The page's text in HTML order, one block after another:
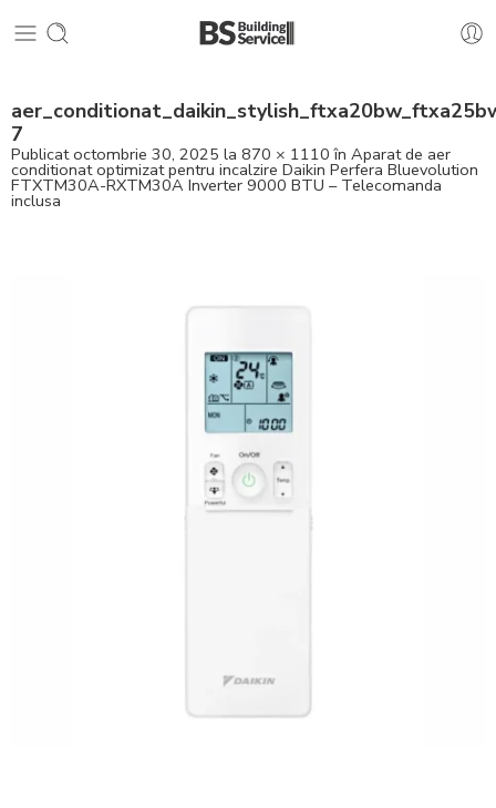
7
Publicatoctombrie 30, 2025 la 870 × 1110 în Aparat de aer
conditionat optimizat pentru incalzire Daikin Perfera Bluevolution
FTXTM30A-RXTM30A Inverter 9000 BTU – Telecomanda
inclusa